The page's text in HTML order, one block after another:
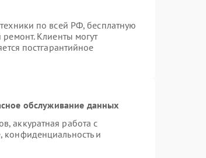
по всей РФ, бесплатную
Клиенты могут
постгарантийное
обслуживание данных
аккуратная работа с
и